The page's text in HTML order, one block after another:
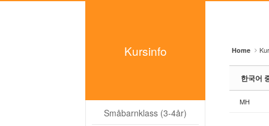
Kursinfo
Småbarnklass (3-4år)
Home
한국어
MH